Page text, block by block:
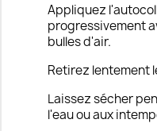
Appliquez
progressivement
bulles d'air.
Retirez lentement
Laissez sécher
l'eau ou aux